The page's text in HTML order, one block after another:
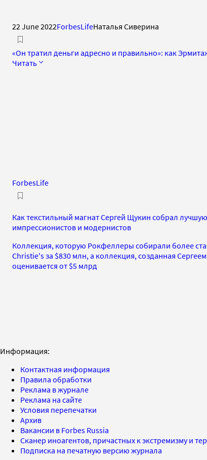
22 June 2022ForbesLifeНаталья Сиверина
«Он тратил деньги адресно и правильно»: как
Читать
ForbesLife
Как текстильный магнат Сергей Щукин собрал
импрессионистов и модернистов
Коллекция, которую Рокфеллеры собирали более ста
Сhristie's за $830 млн, а коллекция, созданная
оценивается от $5 млрд
Информация:
Контактная информация
Правила обработки
Реклама в журнале
Реклама на сайте
Условия перепечатки
Архив
Вакансии в Forbes Russia
Сканер иноагентов, причастных к экстремизму и
Подписка на печатную версию журнала